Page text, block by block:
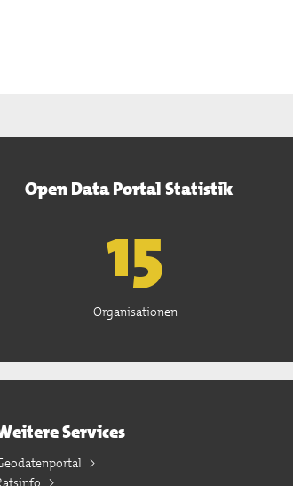
Open Data Portal Statistik
15
Organisationen
Services